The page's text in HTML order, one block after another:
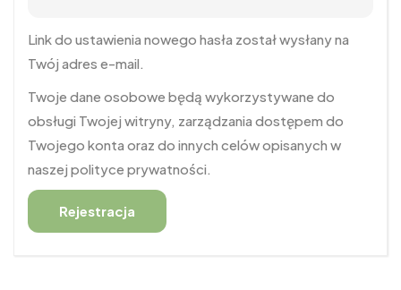
Link do ustawienia nowego hasła został wysłany na
Twój adres e-mail.
Twoje dane osobowe będą wykorzystywane do
obsługi Twojej witryny, zarządzania dostępem do
Twojego konta oraz do innych celów opisanych w
naszej polityce prywatności.
Rejestracja